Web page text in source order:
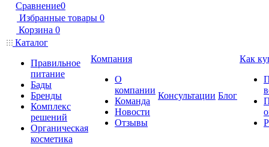
Сравнение0
Избранные товары 0
Корзина 0
Каталог
Правильное
питание
Бады
Бренды
Комплекс
решений
Органическая
косметика
Компания
О
компании
Команда
Новости
Отзывы
Консультации Блог
Как